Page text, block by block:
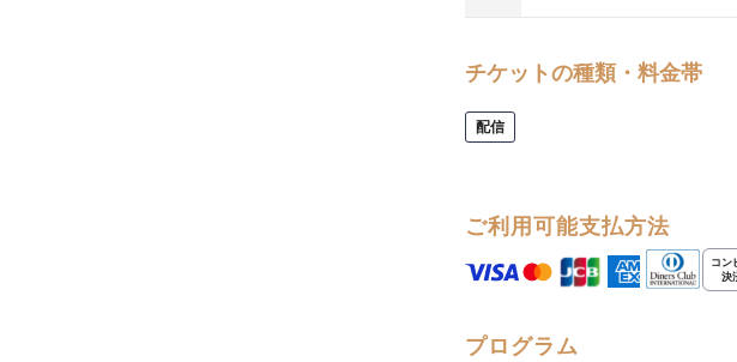
チケットの種類・料金帯
配信
ご利用可能支払方法
プログラム